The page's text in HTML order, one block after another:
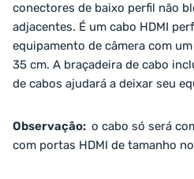
conectores de baixo perfil não
adjacentes. É um cabo HDMI
equipamento de câmera com
35 cm. A braçadeira de cabo
de cabos ajudará a deixar seu
Observação: o cabo só será
com portas HDMI de tamanho